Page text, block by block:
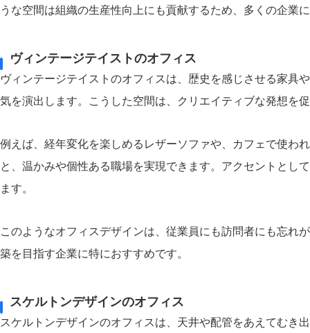
うな空間は組織の生産性向上にも貢献するため、多くの企業
ヴィンテージテイストのオフィス
ヴィンテージテイストのオフィスは、歴史を感じさせる家具
気を演出します。こうした空間は、クリエイティブな発想を
例えば、経年変化を楽しめるレザーソファや、カフェで使わ
と、温かみや個性ある職場を実現できます。アクセントとし
ます。
このようなオフィスデザインは、従業員にも訪問者にも忘れ
築を目指す企業に特におすすめです。
スケルトンデザインのオフィス
スケルトンデザインのオフィスは、天井や配管をあえてむき